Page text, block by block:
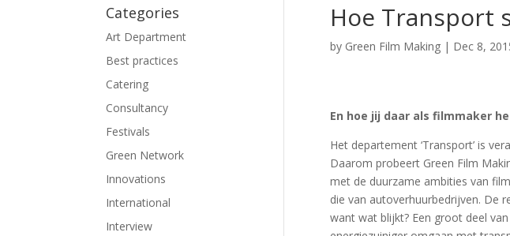
Hoe Transport
by Green Film Making| Dec 8,
En hoe jij daar als filmmaker
Het departement ‘Transport’ is
Daarom probeert Green Film
met de duurzame ambities van
die van autoverhuurbedrijven. De
want wat blijkt? Een groot deel
Categories
Art Department
Best practices
Catering
Consultancy
Festivals
Green Network
Innovations
International
Interview